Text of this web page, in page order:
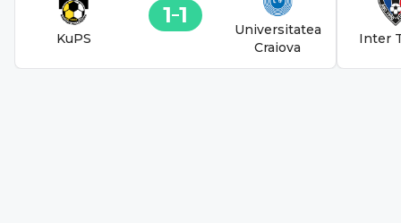
KuPS
1 1
Universitatea
Craiova
Inter